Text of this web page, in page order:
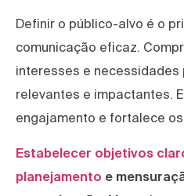
Definir o público-alvo é o
comunicação eficaz.
interesses e necessidades
relevantes e impactantes.
engajamento e fortalece
Estabelecer objetivos
planejamento e